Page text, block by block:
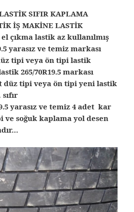
SIFIR KAPLAMA
İŞ MAKİNE LASTİK
çıkma lastik az kullanılmış
yarasız ve temiz markası
tipi veya ön tipi lastik
265/70R19.5 markası
düz tipi veya ön tipi yeni lastik
yarasız ve temiz 4 adet kar
soğuk kaplama yol desen